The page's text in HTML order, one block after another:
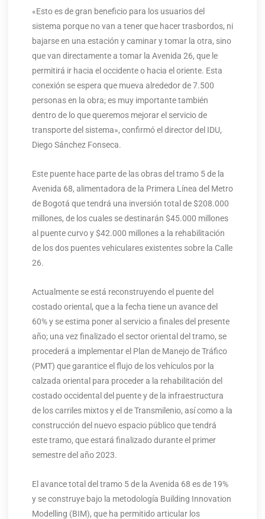
«Esto es de gran beneficio para los usuarios del
sistema porque no van a tener que hacer trasbordos, ni
bajarse en una estación y caminar y tomar la otra, sino
que van directamente a tomar la Avenida 26, que le
permitirá ir hacia el occidente o hacia el oriente. Esta
conexión se espera que mueva alrededor de 7.500
personas en la obra; es muy importante también
dentro de lo que queremos mejorar el servicio de
transporte del sistema», confirmó el director del IDU,
Diego Sánchez Fonseca.
Este puente hace parte de las obras del tramo 5 de la
Avenida 68, alimentadora de la Primera Línea del Metro
de Bogotá que tendrá una inversión total de $208.000
millones, de los cuales se destinarán $45.000 millones
al puente curvo y $42.000 millones a la rehabilitación
de los dos puentes vehiculares existentes sobre la Calle
26.
Actualmente se está reconstruyendo el puente del
costado oriental, que a la fecha tiene un avance del
60% y se estima poner al servicio a finales del presente
año; una vez finalizado el sector oriental del tramo, se
procederá a implementar el Plan de Manejo de Tráfico
(PMT) que garantice el flujo de los vehículos por la
calzada oriental para proceder a la rehabilitación del
costado occidental del puente y de la infraestructura
de los carriles mixtos y el de Transmilenio, así como a la
construcción del nuevo espacio público que tendrá
este tramo, que estará finalizado durante el primer
semestre del año 2023.
El avance total del tramo 5 de la Avenida 68 es de 19%
y se construye bajo la metodología Building Innovation
Modelling (BIM), que ha permitido articular los